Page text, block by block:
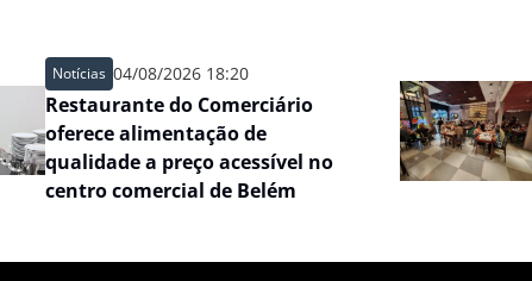
Amazônia
Notícias 04/08/2026 18:20
Restaurante do Comerciário
oferece alimentação de
qualidade a preço acessível no
centro comercial de Belém